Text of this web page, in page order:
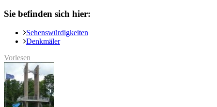
Sie befinden sich hier:
Sehenswürdigkeiten
Denkmäler
Vorlesen